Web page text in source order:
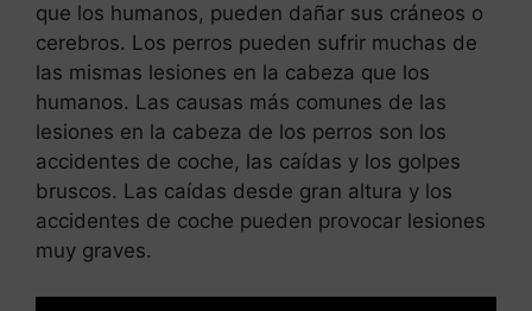
que los humanos, pueden dañar sus cráneos o
cerebros. Los perros pueden sufrir muchas de
las mismas lesiones en la cabeza que los
humanos. Las causas más comunes de las
lesiones en la cabeza de los perros son los
accidentes de coche, las caídas y los golpes
bruscos. Las caídas desde gran altura y los
accidentes de coche pueden provocar lesiones
muy graves.